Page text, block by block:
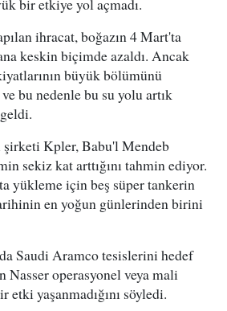
bir etkiye yol açmadı.
ihracat, boğazın 4 Mart'ta
keskin biçimde azaldı. Ancak
büyük bölümünü
bu nedenle bu su yolu artık
Kpler, Babu'l Mendeb
sekiz kat arttığını tahmin ediyor.
yükleme için beş süper tankerin
en yoğun günlerinden birini
Saudi Aramco tesislerini hedef
Nasser operasyonel veya mali
etki yaşanmadığını söyledi.